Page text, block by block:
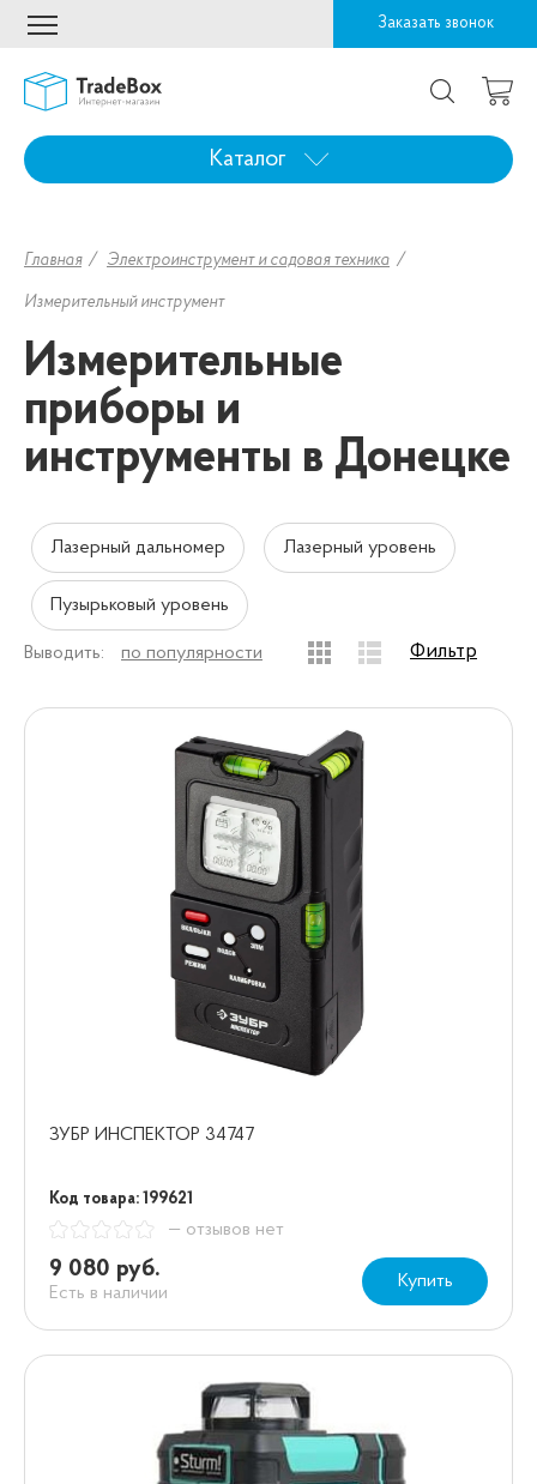
Заказать звонок
Каталог
Главная Электроинструмент и садовая техника
Измерительный инструмент
Измерительные
приборы и
инструменты в Донецке
Лазерный дальномер Лазерный уровень
Пузырьковый уровень
Выводить: по популярности Фильтр
ЗУБР ИНСПЕКТОР 34747
Код товара: 199621
— отзывов нет
9 080 руб.
Есть в наличии
Купить